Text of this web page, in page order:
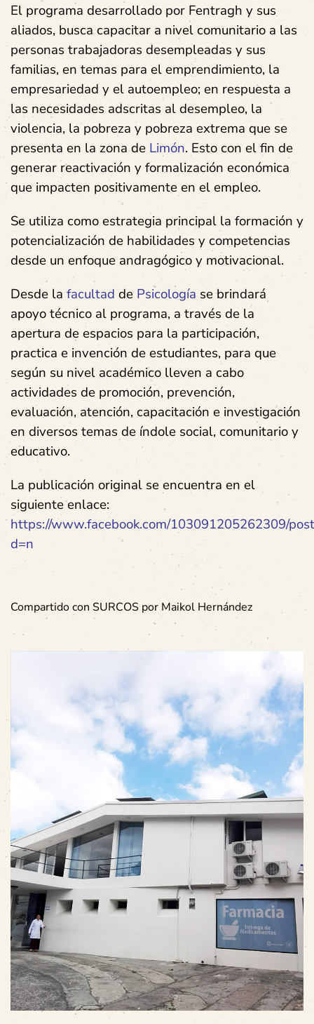
El programa desarrollado por Fentragh y sus
aliados, busca capacitar a nivel comunitario a las
personas trabajadoras desempleadas y sus
familias, en temas para el emprendimiento, la
empresariedad y el autoempleo; en respuesta a
las necesidades adscritas al desempleo, la
violencia, la pobreza y pobreza extrema que se
presenta en la zona de Limón. Esto con el fin de
generar reactivación y formalización económica
que impacten positivamente en el empleo.
Se utiliza como estrategia principal la formación y
potencialización de habilidades y competencias
desde un enfoque andragógico y motivacional.
Desde la facultad de Psicología se brindará
apoyo técnico al programa, a través de la
apertura de espacios para la participación,
practica e invención de estudiantes, para que
según su nivel académico lleven a cabo
actividades de promoción, prevención,
evaluación, atención, capacitación e investigación
en diversos temas de índole social, comunitario y
educativo.
La publicación original se encuentra en el
siguiente enlace:
https://www.facebook.com/103091205262309/
d=n
Compartido con SURCOS por Maikol Hernández